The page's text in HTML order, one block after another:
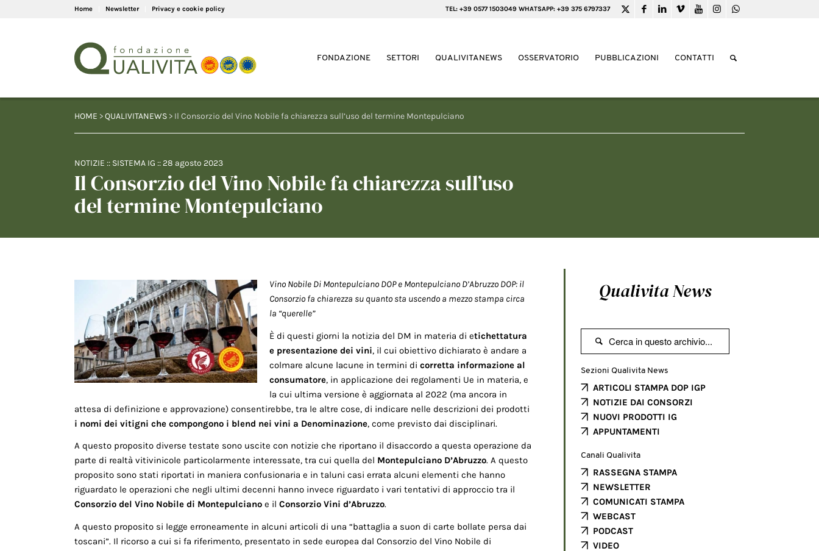
Home Newsletter Privacy e cookie policy TEL: +39 0577 1503049 WHATSAPP: +39 375 6797337
FONDAZIONE SETTORI QUALIVITANEWS OSSERVATORIO PUBBLICAZIONI CONTATTI
HOME >QUALIVITANEWS > Il Consorzio del Vino Nobile fa chiarezza sull’uso del termine Montepulciano
NOTIZIE :: SISTEMA IG :: 28 agosto 2023
Il Consorzio del Vino Nobile fa chiarezza sull’uso
del termine Montepulciano
Vino Nobile Di Montepulciano DOP e Montepulciano D’Abruzzo DOP: il
Consorzio fa chiarezza su quanto sta uscendo a mezzo stampa circa
la “querelle”
È di questi giorni la notizia del DM in materia di etichettatura
e presentazione dei vini, il cui obiettivo dichiarato è andare a
colmare alcune lacune in termini di corretta informazione al
consumatore, in applicazione dei regolamenti Ue in materia, e
la cui ultima versione è aggiornata al 2022 (ma ancora in
attesa di definizione e approvazione) consentirebbe, tra le altre cose, di indicare nelle descrizioni dei prodotti
i nomi dei vitigni che compongono i blend nei vini a Denominazione, come previsto dai disciplinari.
A questo proposito diverse testate sono uscite con notizie che riportano il disaccordo a questa operazione da
parte di realtà vitivinicole particolarmente interessate, tra cui quella del Montepulciano D’Abruzzo. A questo
proposito sono stati riportati in maniera confusionaria e in taluni casi errata alcuni elementi che hanno
riguardato le operazioni che negli ultimi decenni hanno invece riguardato i vari tentativi di approccio tra il
Consorzio del Vino Nobile di Montepulciano e il Consorzio Vini d’Abruzzo.
A questo proposito si legge erroneamente in alcuni articoli di una “battaglia a suon di carte bollate persa dai
toscani”. Il ricorso a cui si fa riferimento, presentato in sede europea dal Consorzio del Vino Nobile di
Qualivita News

Sezioni Qualivita News
ARTICOLI STAMPA DOP IGP
NOTIZIE DAI CONSORZI
NUOVI PRODOTTI IG
APPUNTAMENTI
Canali Qualivita
RASSEGNA STAMPA
NEWSLETTER
COMUNICATI STAMPA
WEBCAST
PODCAST
VIDEO